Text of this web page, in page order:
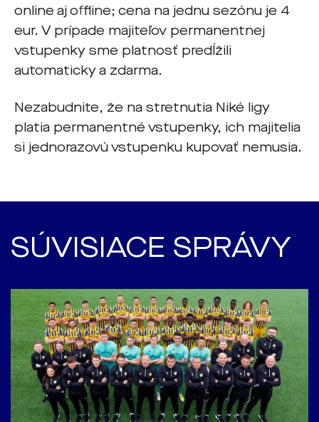
online aj offline; cena na jednu sezónu je 4
eur. V prípade majiteľov permanentnej
vstupenky sme platnosť predĺžili
automaticky a zdarma.
Nezabudnite, že na stretnutia Niké ligy
platia permanentné vstupenky, ich majitelia
si jednorazovú vstupenku kupovať nemusia.
SÚVISIACE SPRÁVY